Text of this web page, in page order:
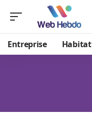
Entreprise Habitat